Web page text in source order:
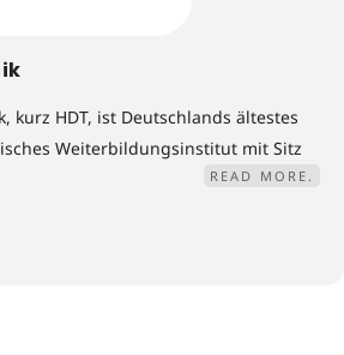
kurz HDT, ist Deutschlands ältestes
Weiterbildungsinstitut mit Sitz
READ MORE.